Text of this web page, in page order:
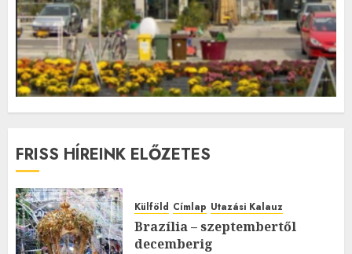
FRISS HÍREINK ELŐZETES
Külföld Címlap Utazási Kalauz
Brazília – szeptembertől
decemberig